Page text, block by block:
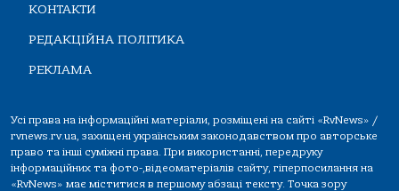
КОНТАКТИ
РЕДАКЦІЙНА ПОЛІТИКА
РЕКЛАМА
Усі права на інформаційні матеріали, розміщені на сайті «RvNews» /
rvnews.rv.ua, захищені українським законодавством про авторське
право та інші суміжні права. При використанні, передруку
інформаційних та фото-,відеоматеріалів сайту, гіперпосилання на
«RvNews» має міститися в першому абзаці тексту. Точка зору